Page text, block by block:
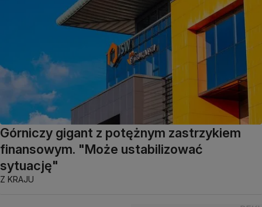
Górniczy gigant z potężnym zastrzykiem
finansowym. "Może ustabilizować
sytuację"
Z KRAJU